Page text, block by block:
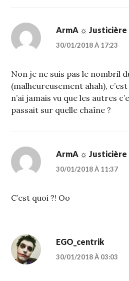
ArmA ☼ Justicière
30/01/2018 À 17:23
Non je ne suis pas le nombril
(malheureusement ahah),
n’ai jamais vu que les autres
passait sur quelle chaîne ?
ArmA ☼ Justicière
30/01/2018 À 11:37
C’est quoi ?! Oo
EGO_centrik
30/01/2018 À 03:03